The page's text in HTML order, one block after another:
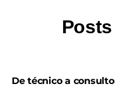
De técnico a